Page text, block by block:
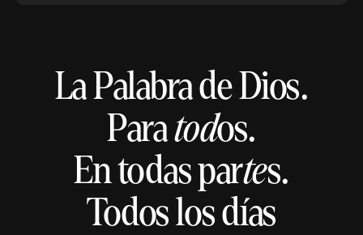
La Palabra de Dios.
Paratodos.
En todas partes.
Todos los días